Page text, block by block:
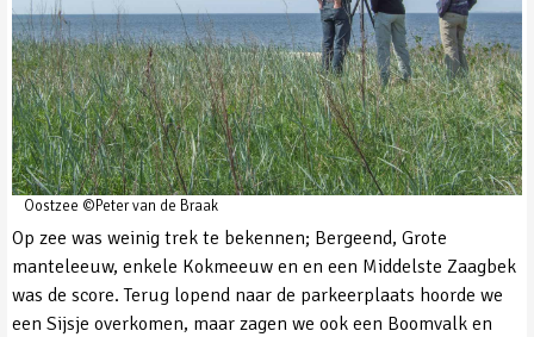
Oostzee ©Peter van de Braak
Op zee was weinig trek te bekennen; Bergeend, Grote
manteleeuw, enkele Kokmeeuw en en een Middelste Zaagbek
was de score. Terug lopend naar de parkeerplaats hoorde we
een Sijsje overkomen, maar zagen we ook een Boomvalk en